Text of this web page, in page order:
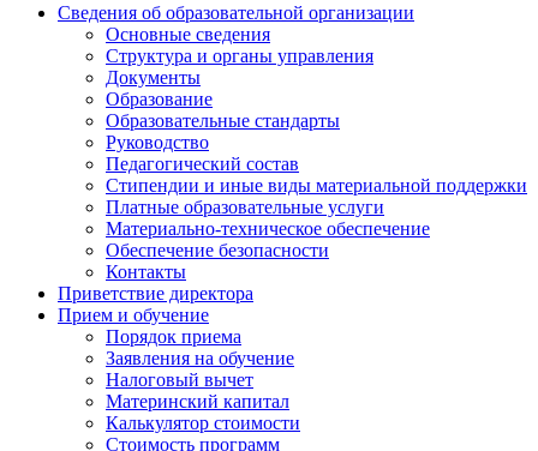
Сведения об образовательной организации
Основные сведения
Структура и органы управления
Документы
Образование
Образовательные стандарты
Руководство
Педагогический состав
Стипендии и иные виды материальной поддержки
Платные образовательные услуги
Материально-техническое обеспечение
Обеспечение безопасности
Контакты
Приветствие директора
Прием и обучение
Порядок приема
Заявления на обучение
Налоговый вычет
Материнский капитал
Калькулятор стоимости
Стоимость программ